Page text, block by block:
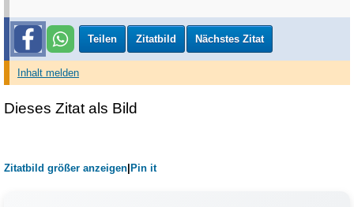
Teilen Zitatbild Nächstes Zitat
Inhalt melden
Dieses Zitat als Bild
Zitatbild größer anzeigen Pin it